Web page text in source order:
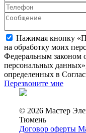
Нажимая кнопку
на обработку моих
Федеральным законом
персональных
определенных в
Перезвоните мне
© 2026 Мастер
Тюмень
Договор оферты